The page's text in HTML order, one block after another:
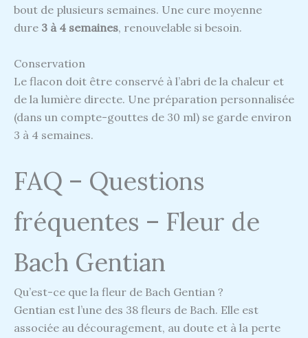
bout de plusieurs semaines. Une cure moyenne
dure 3 à 4 semaines, renouvelable si besoin.
Conservation
Le flacon doit être conservé à l’abri de la chaleur et
de la lumière directe. Une préparation personnalisée
(dans un compte-gouttes de 30 ml) se garde environ
3 à 4 semaines.
FAQ – Questions
fréquentes – Fleur de
Bach Gentian
Qu’est-ce que la fleur de Bach Gentian ?
Gentian est l’une des 38 fleurs de Bach. Elle est
associée au découragement, au doute et à la perte